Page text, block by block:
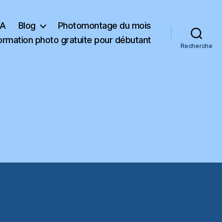
Blog
Photomontage du mois
photo gratuite pour débutant
Recherche